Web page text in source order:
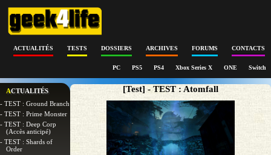
ACTUALITÉS TESTS DOSSIERS ARCHIVES FORUMS CONTACTS
PC PS5 PS4 Xbox Series X ONE Switch
ACTUALITÉS
- TEST : Ground Branch
- TEST : Prime Monster
- TEST : Deep Corp
(Accès anticipé)
- TEST : Shards of
Order
[Test] - TEST : Atomfall